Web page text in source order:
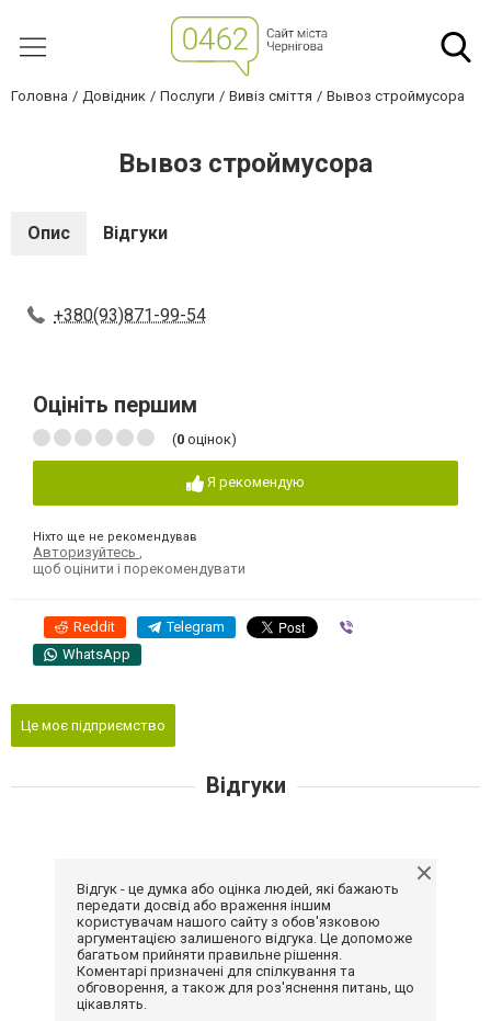
Головна Довідник Послуги Вивіз сміття Вывоз строймусора
Вывоз строймусора
Опис Відгуки
+380(93)871-99-54
Оцініть першим
(0 оцінок)
Я рекомендую
Ніхто ще не рекомендував
Авторизуйтесь
щоб оцінити і порекомендувати
Reddit Telegram
WhatsApp
Це моє підприємство
Відгуки
Відгук - це думка або оцінка людей, які бажають
передати досвід або враження іншим
користувачам нашого сайту з обов'язковою
аргументацією залишеного відгука. Це допоможе
багатьом прийняти правильне рішення.
Коментарі призначені для спілкування та
обговорення, а також для роз'яснення питань, що
цікавлять.